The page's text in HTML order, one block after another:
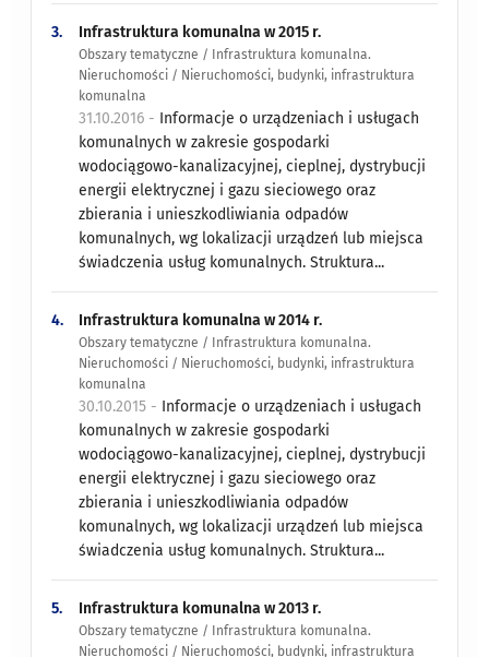
3. Infrastruktura komunalna w 2015 r.
Obszary tematyczne / Infrastruktura komunalna.
Nieruchomości / Nieruchomości, budynki, infrastruktura
komunalna
31.10.2016 - Informacje o urządzeniach i usługach
komunalnych w zakresie gospodarki
wodociągowo-kanalizacyjnej, cieplnej, dystrybucji
energii elektrycznej i gazu sieciowego oraz
zbierania i unieszkodliwiania odpadów
komunalnych, wg lokalizacji urządzeń lub miejsca
świadczenia usług komunalnych. Struktura...
4. Infrastruktura komunalna w 2014 r.
Obszary tematyczne / Infrastruktura komunalna.
Nieruchomości / Nieruchomości, budynki, infrastruktura
komunalna
30.10.2015 - Informacje o urządzeniach i usługach
komunalnych w zakresie gospodarki
wodociągowo-kanalizacyjnej, cieplnej, dystrybucji
energii elektrycznej i gazu sieciowego oraz
zbierania i unieszkodliwiania odpadów
komunalnych, wg lokalizacji urządzeń lub miejsca
świadczenia usług komunalnych. Struktura...
5. Infrastruktura komunalna w 2013 r.
Obszary tematyczne / Infrastruktura komunalna.
Nieruchomości / Nieruchomości, budynki, infrastruktura